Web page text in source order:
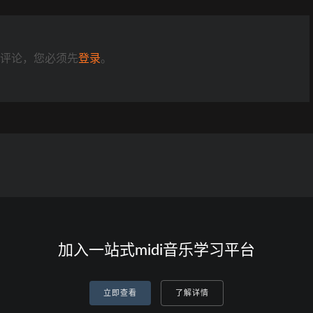
论，您必须先登录。
加入一站式midi音乐学习平台
立即查看 了解详情